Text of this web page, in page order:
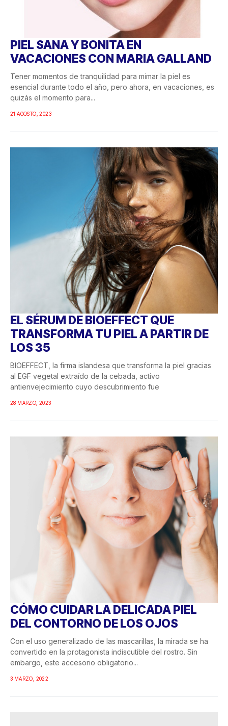
PIEL SANA Y BONITA EN
VACACIONES CON MARIA GALLAND
Tener momentos de tranquilidad para mimar la piel es
esencial durante todo el año, pero ahora, en vacaciones, es
quizás el momento para...
21 AGOSTO, 2023
EL SÉRUM DE BIOEFFECT QUE
TRANSFORMA TU PIEL A PARTIR DE
LOS 35
BIOEFFECT, la firma islandesa que transforma la piel gracias
al EGF vegetal extraído de la cebada, activo
antienvejecimiento cuyo descubrimiento fue
28 MARZO, 2023
CÓMO CUIDAR LA DELICADA PIEL
DEL CONTORNO DE LOS OJOS
Con el uso generalizado de las mascarillas, la mirada se ha
convertido en la protagonista indiscutible del rostro. Sin
embargo, este accesorio obligatorio...
3 MARZO, 2022